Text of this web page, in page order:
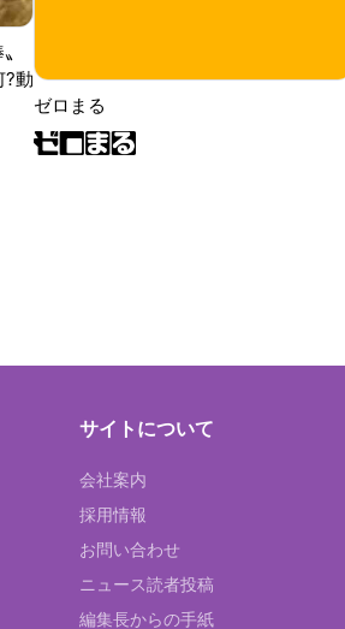
?動
ゼロまる
サイトについて
会社案内
採用情報
お問い合わせ
ニュース読者投稿
編集長からの手紙